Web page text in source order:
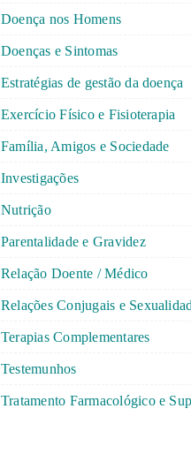
Doença nos Homens
Doenças e Sintomas
Estratégias de gestão da doença
Exercício Físico e Fisioterapia
Família, Amigos e Sociedade
Investigações
Nutrição
Parentalidade e Gravidez
Relação Doente / Médico
Relações Conjugais e
Terapias Complementares
Testemunhos
Tratamento Farmacológico e